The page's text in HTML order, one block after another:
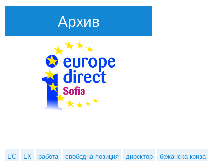
Архив
ЕС ЕК работа свободна позиция директор бежанска криза